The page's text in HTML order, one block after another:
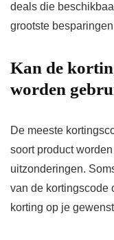
deals die
grootste
Kan de
worden
De meeste
soort product
uitzonderingen.
van de kortingscode
korting op je